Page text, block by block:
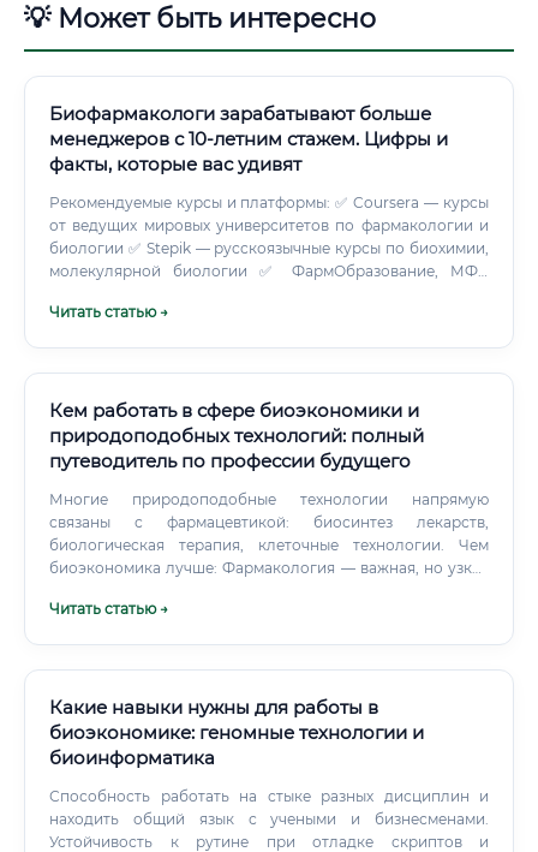
💡 Может быть интересно
Биофармакологи зарабатывают больше
менеджеров с 10-летним стажем. Цифры и
факты, которые вас удивят
Рекомендуемые курсы и платформы: ✅ Coursera — курсы
от ведущих мировых университетов по фармакологии и
биологии ✅ Stepik — русскоязычные курсы по биохимии,
молекулярной биологии ✅ ФармОбразование, МФА
профессиональная переподготовка ✅ Coursera/edX —
🟢 Да, это возможно — но с определёнными условиями.
Биофармакология требует базовых знаний в области
биологии, химии или медицины.
Читать статью →
Кем работать в сфере биоэкономики и
природоподобных технологий: полный
путеводитель по профессии будущего
Многие природоподобные технологии напрямую
связаны с фармацевтикой: биосинтез лекарств,
биологическая терапия, клеточные технологии. Чем
биоэкономика лучше: Фармакология — важная, но узкая
Читать статью →
Какие навыки нужны для работы в
биоэкономике: геномные технологии и
биоинформатика
Способность работать на стыке разных дисциплин и
находить общий язык с учеными и бизнесменами.
Устойчивость к рутине при отладке скриптов и